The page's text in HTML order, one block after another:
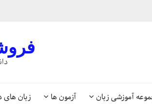
آموزشی زبان آزمون ها زبان های